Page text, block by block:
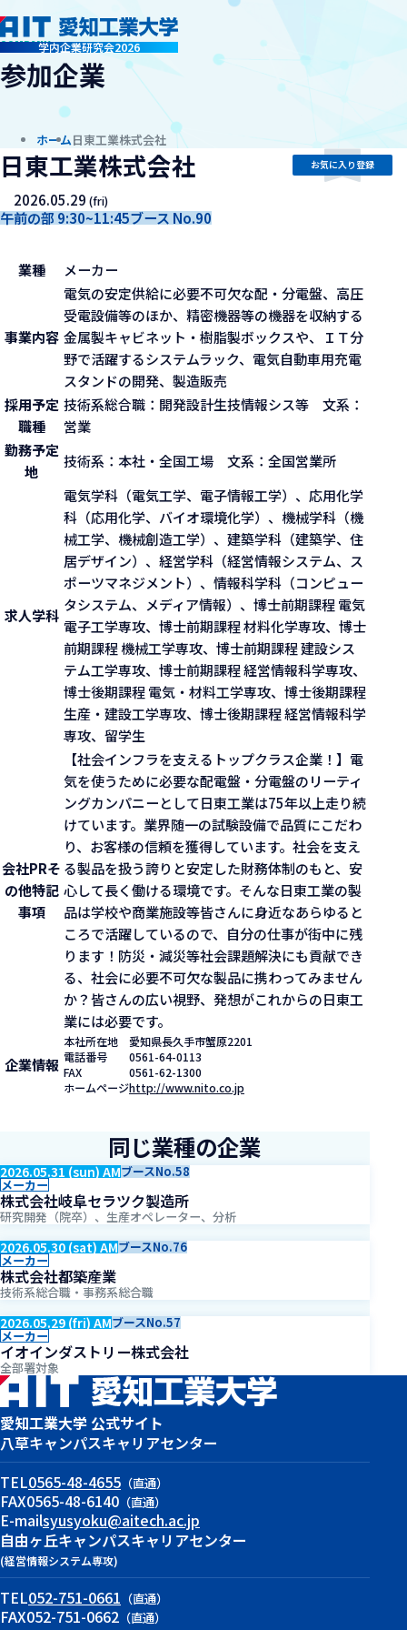
学内企業研究会2026
company
参加企業
ホーム日東工業株式会社
日東工業株式会社
2026.05.29(fri)
午前の部 9:30~11:45ブース No.90
お気に入り登録
業種 メーカー
事業内容
電気の安定供給に必要不可欠な配・分電盤、高圧
受電設備等のほか、精密機器等の機器を収納する
金属製キャビネット・樹脂製ボックスや、ＩＴ分
野で活躍するシステムラック、電気自動車用充電
スタンドの開発、製造販売
採用予定
職種
技術系総合職：開発設計生技情報シス等 文系：
営業
勤務予定
地
技術系：本社・全国工場 文系：全国営業所
求人学科
電気学科（電気工学、電子情報工学）、応用化学
科（応用化学、バイオ環境化学）、機械学科（機
械工学、機械創造工学）、建築学科（建築学、住
居デザイン）、経営学科（経営情報システム、ス
ポーツマネジメント）、情報科学科（コンピュー
タシステム、メディア情報）、博士前期課程 電気
電子工学専攻、博士前期課程 材料化学専攻、博士
前期課程 機械工学専攻、博士前期課程 建設シス
テム工学専攻、博士前期課程 経営情報科学専攻、
博士後期課程 電気・材料工学専攻、博士後期課程
生産・建設工学専攻、博士後期課程 経営情報科学
専攻、留学生
会社PRそ
の他特記
事項
【社会インフラを支えるトップクラス企業！】電
気を使うために必要な配電盤・分電盤のリーティ
ングカンパニーとして日東工業は75年以上走り続
けています。業界随一の試験設備で品質にこだわ
り、お客様の信頼を獲得しています。社会を支え
る製品を扱う誇りと安定した財務体制のもと、安
心して長く働ける環境です。そんな日東工業の製
品は学校や商業施設等皆さんに身近なあらゆると
ころで活躍しているので、自分の仕事が街中に残
ります！防災・減災等社会課題解決にも貢献でき
る、社会に必要不可欠な製品に携わってみません
か？皆さんの広い視野、発想がこれからの日東工
業には必要です。
企業情報
本社所在地
愛知県長久手市蟹原2201
電話番号
0561-64-0113
FAX
0561-62-1300
ホームページhttp://www.nito.co.jp
同じ業種の企業
2026.05.31 (sun) AMブースNo.58
メーカー
株式会社岐阜セラツク製造所
研究開発（院卒）、生産オペレーター、分析
2026.05.30 (sat) AMブースNo.76
メーカー
株式会社都築産業
技術系総合職・事務系総合職
2026.05.29 (fri) AMブースNo.57
メーカー
イオインダストリー株式会社
全部署対象
愛知工業大学 公式サイト
八草キャンパスキャリアセンター
TEL0565-48-4655 （直通）
FAX0565-48-6140 （直通）
E-mailsyusyoku@aitech.ac.jp
自由ヶ丘キャンパスキャリアセンター
(経営情報システム専攻)
TEL052-751-0661 （直通）
FAX052-751-0662 （直通）